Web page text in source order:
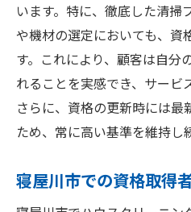
信頼構築に必要な
コミュニティへの
フィードバックを
長期的な顧客関係
寝屋川市で信頼を
います。特に、徹底した清掃
や機材の選定においても、資
す。これにより、顧客は自分
れることを実感でき、サービ
さらに、資格の更新時には
ため、常に高い基準を維持し
寝屋川市での資格取得